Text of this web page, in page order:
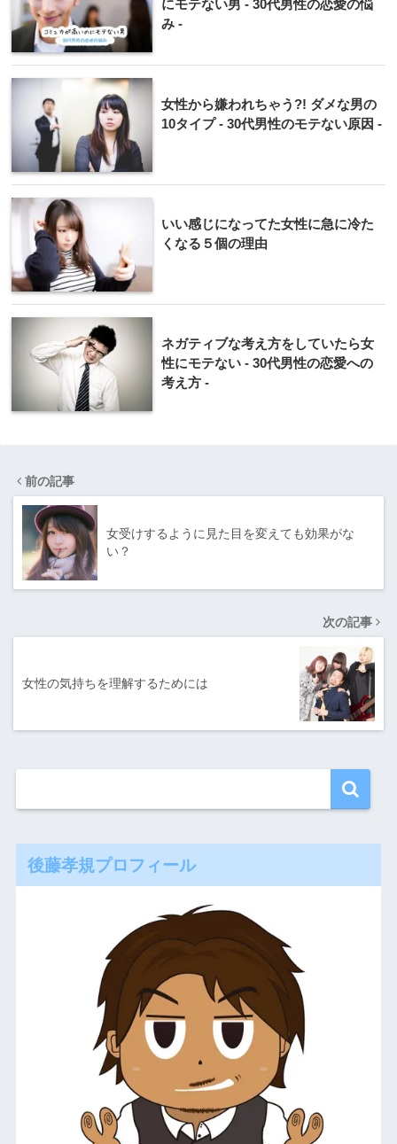
にモテない男 - 30代男性の恋愛の悩
み -
女性から嫌われちゃう?! ダメな男の
10タイプ - 30代男性のモテない原因 -
いい感じになってた女性に急に冷た
くなる５個の理由
ネガティブな考え方をしていたら女
性にモテない - 30代男性の恋愛への
考え方 -
前の記事
女受けするように見た目を変えても効果がな
い？
次の記事
女性の気持ちを理解するためには
後藤孝規プロフィール